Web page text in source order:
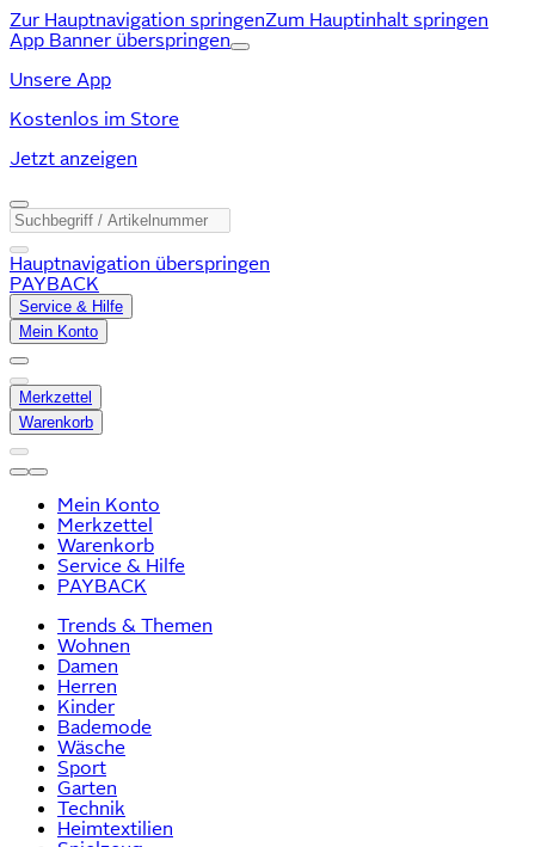
Zur Hauptnavigation springenZum Hauptinhalt springen
App Banner überspringen
Unsere App
Kostenlos im Store
Jetzt anzeigen
Hauptnavigation überspringen
PAYBACK
Service & Hilfe
Mein Konto
Merkzettel
Warenkorb
Mein Konto
Merkzettel
Warenkorb
Service & Hilfe
PAYBACK
Trends & Themen
Wohnen
Damen
Herren
Kinder
Bademode
Wäsche
Sport
Garten
Technik
Heimtextilien